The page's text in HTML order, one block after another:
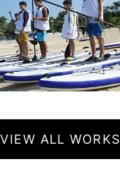
VIEW ALL WORKS